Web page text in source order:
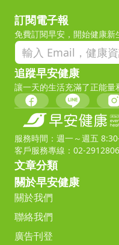
訂閱電子報
免費訂閱早安，開始健康新
追蹤早安健康
讓一天的生活充滿了正能量
服務時間：週一～週五
客戶服務專線：02-
文章分類
關於早安健康
關於我們
聯絡我們
廣告刊登